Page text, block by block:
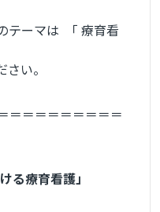
テーマは 「 療育看
い。
＝＝＝＝＝＝＝＝＝
る療育看護」